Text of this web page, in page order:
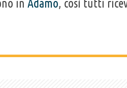
in Adamo, così tutti